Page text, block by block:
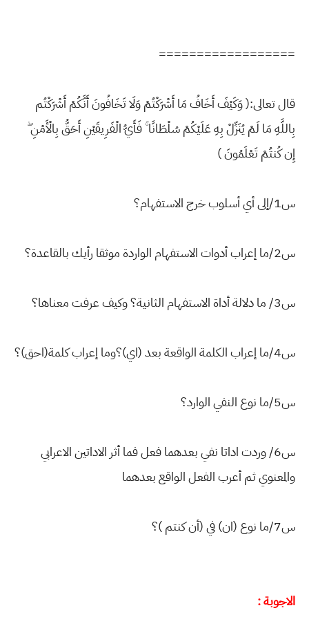
==================
قال تعالى:( وَكَيْفَ أَخَافُ مَا أَشْرَكْتُمْ وَلَا تَخَافُونَ أَنَّكُمْ أَشْرَكْتُم
بِاللَّهِ مَا لَمْ يُنَزِّلْ بِهِ عَلَيْكُمْ سُلْطَانًا ۚ فَأَيُّ الْفَرِيقَيْنِ أَحَقُّ بِالْأَمْنِ ۖ
إِن كُنتُمْ تَعْلَمُونَ )
س1/إلى أي أسلوب خرج الاستفهام؟
س2/ما إعراب أدوات الاستفهام الواردة موثقا رأيك بالقاعدة؟
س3/ ما دلالة أداة الاستفهام الثانية؟ وكيف عرفت معناها؟
س4/ما إعراب الكلمة الواقعة بعد (اي)؟وما إعراب كلمة(احق)؟
س5/ما نوع النفي الوارد؟
س6/ وردت اداتا نفي بعدهما فعل فما أثر الاداتين الاعرابي
والمعنوي ثم أعرب الفعل الواقع بعدهما
س7/ما نوع (ان) في (أن كنتم )؟
الاجوبة :